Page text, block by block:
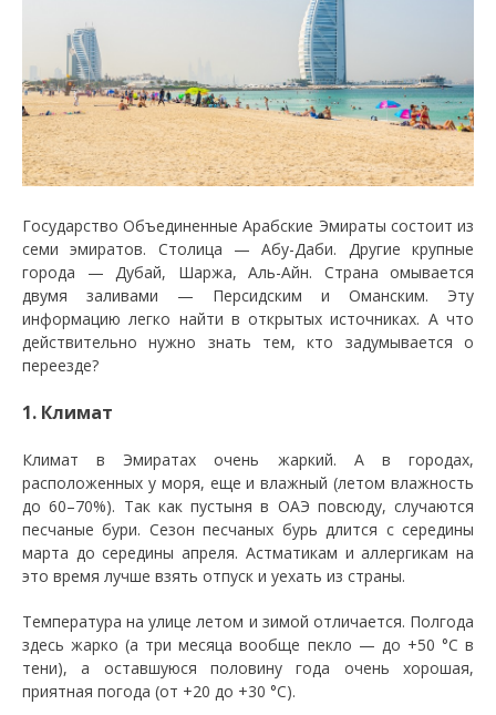
Государство Объединенные Арабские Эмираты состоит из
семи эмиратов. Столица — Абу-Даби. Другие крупные
города — Дубай, Шаржа, Аль-Айн. Страна омывается
двумя заливами — Персидским и Оманским. Эту
информацию легко найти в открытых источниках. А что
действительно нужно знать тем, кто задумывается о
переезде?
1. Климат
Климат в Эмиратах очень жаркий. А в городах,
расположенных у моря, еще и влажный (летом влажность
до 60–70%). Так как пустыня в ОАЭ повсюду, случаются
песчаные бури. Сезон песчаных бурь длится с середины
марта до середины апреля. Астматикам и аллергикам на
это время лучше взять отпуск и уехать из страны.
Температура на улице летом и зимой отличается. Полгода
здесь жарко (а три месяца вообще пекло — до +50 °C в
тени), а оставшуюся половину года очень хорошая,
приятная погода (от +20 до +30 °C).